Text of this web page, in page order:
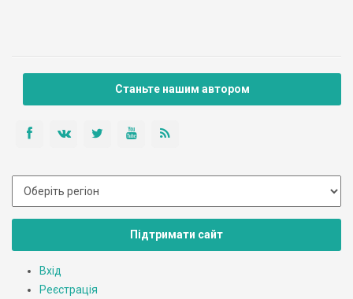
Станьте нашим автором
Підтримати сайт
Вхід
Реєстрація